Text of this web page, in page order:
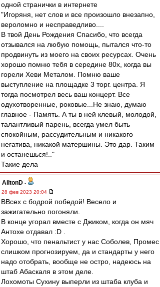
одной странички в интернете
"Игоряня, нет слов и все произошло внезапно,
вероломно и несправедливо....
В твой День Рождения Спасибо, что всегда
отзывался на любую помощь, пытался что-то
продвинуть из моего на своих ресурсах. Очень
хорошо помню тебя в середине 80х, когда вы
горели Хеви Металом. Помню ваше
выступление на площадке 3 торг. центра. Я
тогда посмотрел весь ваш концерт. Все
одухотворенные, роковые...Не знаю, думаю
главное - Память. А ты в ней клевый, молодой,
талантливый парень, всегда умел быть
спокойным, рассудительным и никакого
негатива, никакой матершины. Это дар. Таким
и останешься!.."
Такие дела
AiltonD -
28 фев 2023 20:04
ВВсех с бодрой победой! Весело и
зажигательно погоняли.
В конце угорал вместе с Джиком, когда он мяч
Антохе отдавал :D .
Хорошо, что пенальтист у нас Соболев, Промес
слишком прогнозируем, да и стандарты у него
надо отобрать, вообще не остро, надеюсь на
штаб Абаскаля в этом деле.
Лохомоты Сухину выперли из штаба клуба и